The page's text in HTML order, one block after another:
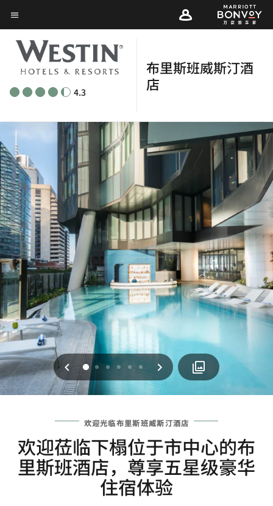
Skip
to
main
content
菜单文本
4.3
布里斯班威斯汀酒
店
上一页
0123 4 5 下一页
欢迎光临布里斯班威斯汀酒店
欢迎莅临下榻位于市中心的布
里斯班酒店，尊享五星级豪华
住宿体验